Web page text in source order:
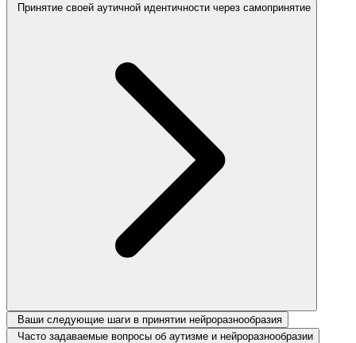
Принятие своей аутичной идентичности через самопринятие
Ваши следующие шаги в принятии нейроразнообразия
Часто задаваемые вопросы об аутизме и нейроразнообразии